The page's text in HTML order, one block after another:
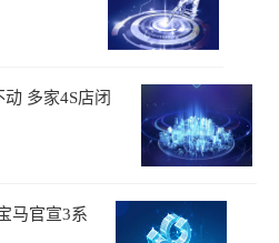
多家4S店闭
马官宣3系